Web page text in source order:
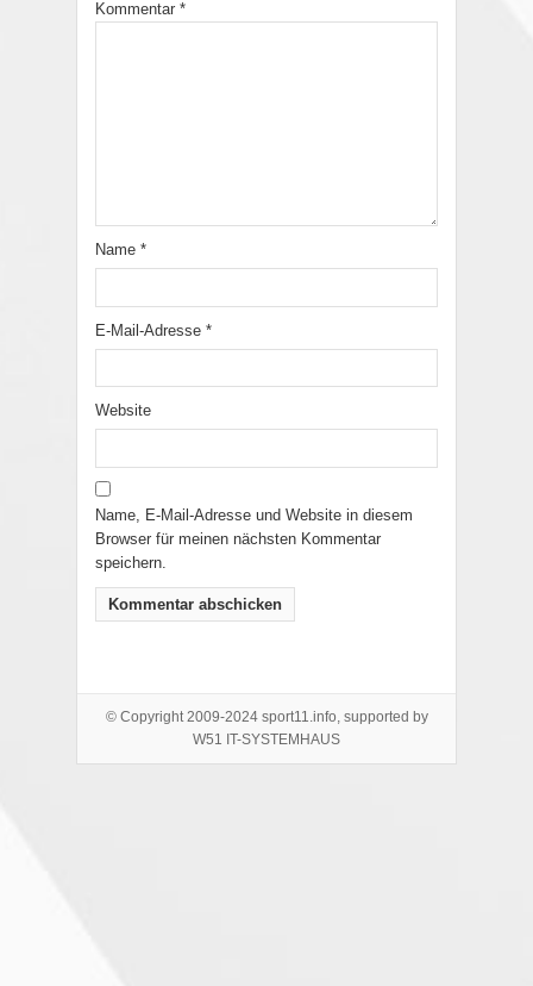
Kommentar *
Name *
E-Mail-Adresse *
Website
Name, E-Mail-Adresse und Website in diesem
Browser für meinen nächsten Kommentar
speichern.
© Copyright 2009-2024 sport11.info, supported by
W51 IT-SYSTEMHAUS